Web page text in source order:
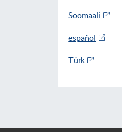
Soomaali
español
Türk